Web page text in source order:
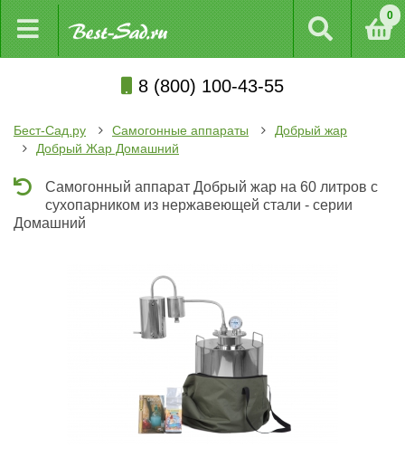
0
8 (800) 100-43-55
Бест-Сад.ру Самогонные аппараты
Добрый жар
Добрый Жар Домашний
Самогонный аппарат Добрый жар на 60 литров с
сухопарником из нержавеющей стали - серии
Домашний